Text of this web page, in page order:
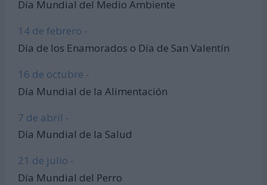
Día Mundial del Medio Ambiente
14 de febrero -
Día de los Enamorados o Día de San Valentín
16 de octubre -
Día Mundial de la Alimentación
7 de abril -
Día Mundial de la Salud
21 de julio -
Día Mundial del Perro